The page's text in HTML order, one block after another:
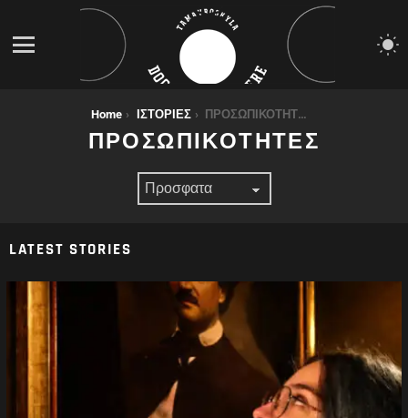
Home ΙΣΤΟΡΙΕΣ ΠΡΟΣΩΠΙΚΟΤΗΤΕΣ
ΠΡΟΣΩΠΙΚΟΤΗΤΕΣ
LATEST STORIES